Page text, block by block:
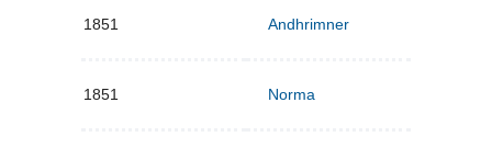
1851 Andhrimner
1851 Norma